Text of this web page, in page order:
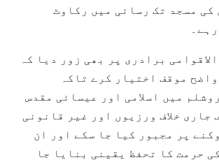
کی مسجد تک رسائی میں رکاوٹ
برادری پر بھی زور دیا کہ
موقف اختیار کرے تاکہ
میں اسلامی اور عیسائی مقدس
جاری خلاف ورزیوں اور غیر قانونی
پر مجبور کیا جا سکے اور ان
حرمت کا تحفظ یقینی بنایا جا